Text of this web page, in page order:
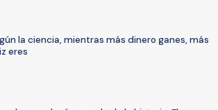
la ciencia, mientras más dinero ganes, más
eres